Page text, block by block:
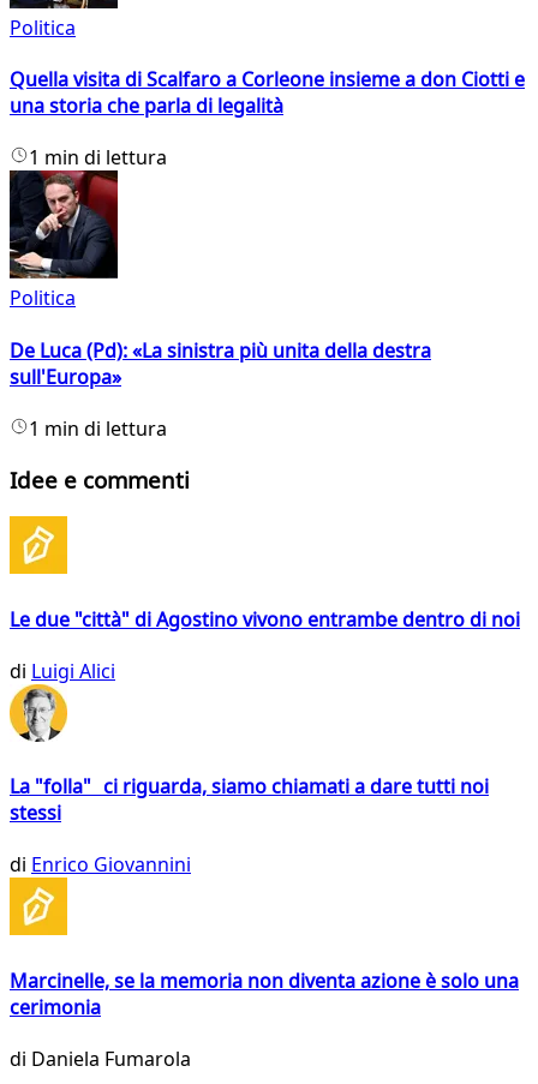
Politica
Quella visita di Scalfaro a Corleone insieme a don Ciotti e
una storia che parla di legalità
1 min di lettura
Politica
De Luca (Pd): «La sinistra più unita della destra
sull'Europa»
1 min di lettura
Idee e commenti
Le due "città" di Agostino vivono entrambe dentro di noi
di Luigi Alici
La "folla" ci riguarda, siamo chiamati a dare tutti noi
stessi
di Enrico Giovannini
Marcinelle, se la memoria non diventa azione è solo una
cerimonia
di Daniela Fumarola